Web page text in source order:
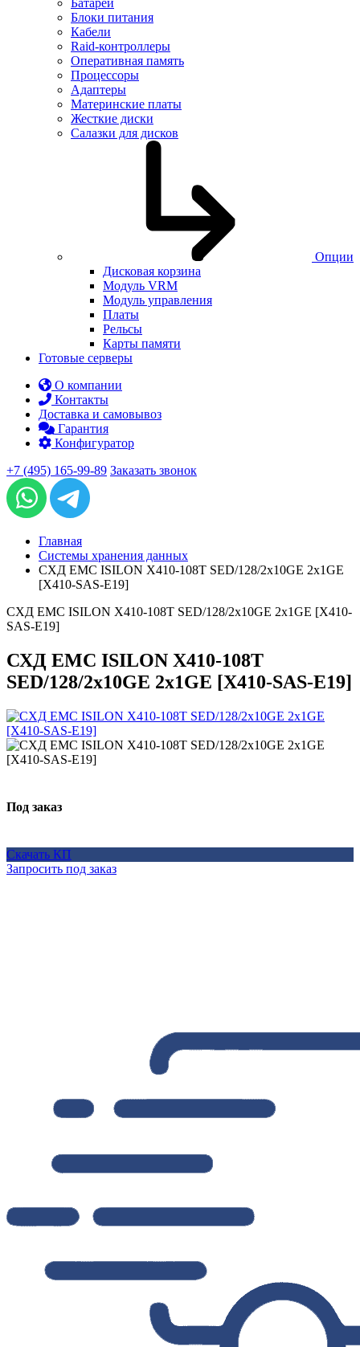
Батареи
Блоки питания
Кабели
Raid-контроллеры
Оперативная память
Процессоры
Адаптеры
Материнские платы
Жесткие диски
Салазки для дисков
Опции
Дисковая корзина
Модуль VRM
Модуль управления
Платы
Рельсы
Карты памяти
Готовые серверы
О компании
Контакты
Доставка и самовывоз
Гарантия
Конфигуратор
+7 (495) 165-99-89 Заказать звонок
Главная
Системы хранения данных
СХД EMC ISILON X410-108T SED/128/2x10GE 2x1GE
[X410-SAS-E19]
СХД EMC ISILON X410-108T SED/128/2x10GE 2x1GE [X410-
SAS-E19]
СХД EMC ISILON X410-108T
SED/128/2x10GE 2x1GE [X410-SAS-E19]
Под заказ
Скачать КП
Запросить под заказ